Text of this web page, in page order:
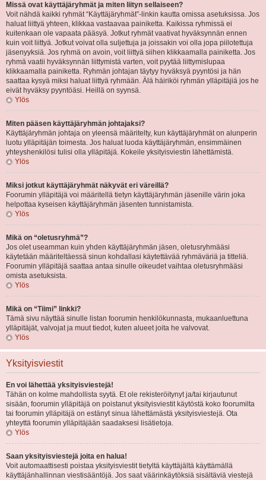
Missä ovat käyttäjäryhmät ja miten liityn sellaiseen?
Voit nähdä kaikki ryhmät “Käyttäjäryhmät”-linkin kautta omissa asetuksissa. Jos
haluat liittyä yhteen, klikkaa vastaavaa painiketta. Kaikissa ryhmissä ei
kuitenkaan ole vapaata pääsyä. Jotkut ryhmät vaativat hyväksynnän ennen
kuin voit liittyä. Jotkut voivat olla suljettuja ja joissakin voi olla jopa piilotettuja
jäsenyyksiä. Jos ryhmä on avoin, voit liittyä siihen klikkaamalla painiketta. Jos
ryhmä vaatii hyväksynnän liittymistä varten, voit pyytää liittymislupaa
klikkaamalla painiketta. Ryhmän johtajan täytyy hyväksyä pyyntösi ja hän
saattaa kysyä miksi haluat liittyä ryhmään. Älä häiriköi ryhmän ylläpitäjiä jos he
eivät hyväksy pyyntöäsi. Heillä on syynsä.
Ylös
Miten pääsen käyttäjäryhmän johtajaksi?
Käyttäjäryhmän johtaja on yleensä määritelty, kun käyttäjäryhmät on alunperin
luotu ylläpitäjän toimesta. Jos haluat luoda käyttäjäryhmän, ensimmäinen
yhteyshenkilösi tulisi olla ylläpitäjä. Kokeile yksityisviestin lähettämistä.
Ylös
Miksi jotkut käyttäjäryhmät näkyvät eri väreillä?
Foorumin ylläpitäjä voi määritellä tietyn käyttäjäryhmän jäsenille värin joka
helpottaa kyseisen käyttäjäryhmän jäsenten tunnistamista.
Ylös
Mikä on “oletusryhmä”?
Jos olet useamman kuin yhden käyttäjäryhmän jäsen, oletusryhmääsi
käytetään määriteltäessä sinun kohdallasi käytettävää ryhmäväriä ja titteliä.
Foorumin ylläpitäjä saattaa antaa sinulle oikeudet vaihtaa oletusryhmääsi
omista asetuksista.
Ylös
Mikä on “Tiimi” linkki?
Tämä sivu näyttää sinulle listan foorumin henkilökunnasta, mukaanluettuna
ylläpitäjät, valvojat ja muut tiedot, kuten alueet joita he valvovat.
Ylös
Yksityisviestit
En voi lähettää yksityisviestejä!
Tähän on kolme mahdollista syytä. Et ole rekisteröitynyt ja/tai kirjautunut
sisään, foorumin ylläpitäjä on poistanut yksityisviestit käytöstä koko foorumilta
tai foorumin ylläpitäjä on estänyt sinua lähettämästä yksityisviestejä. Ota
yhteyttä foorumin ylläpitäjään saadaksesi lisätietoja.
Ylös
Saan yksityisviestejä joita en halua!
Voit automaattisesti poistaa yksityisviestit tietyltä käyttäjältä käyttämällä
käyttäjänhallinnan viestisääntöjä. Jos saat väärinkäytöksiä sisältäviä viestejä